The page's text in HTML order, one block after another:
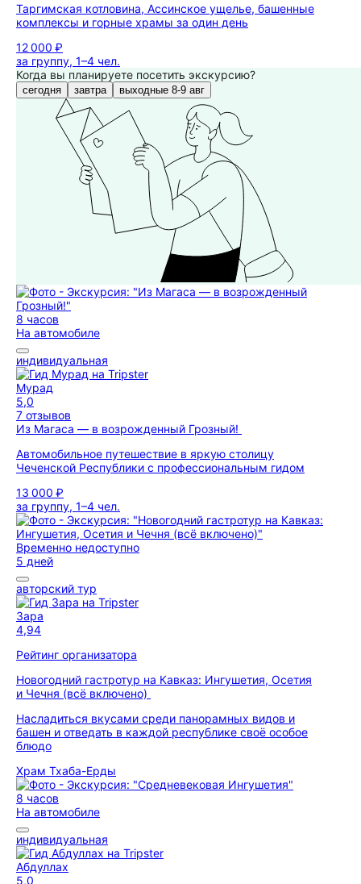
Таргимская котловина, Ассинское ущелье, башенные
комплексы и горные храмы за один день
12 000 ₽
за группу, 1–4 чел.
Когда вы планируете посетить экскурсию?
сегодня завтра выходные 8-9 авг
8 часов
На автомобиле
индивидуальная
Мурад
5,0
7 отзывов
Из Магаса — в возрожденный Грозный!
Автомобильное путешествие в яркую столицу
Чеченской Республики с профессиональным гидом
13 000 ₽
за группу, 1–4 чел.
Временно недоступно
5 дней
авторский тур
Зара
4,94
Рейтинг организатора
Новогодний гастротур на Кавказ: Ингушетия, Осетия
и Чечня (всё включено)
Насладиться вкусами среди панорамных видов и
башен и отведать в каждой республике своё особое
блюдо
Храм Тхаба-Ерды
8 часов
На автомобиле
индивидуальная
Абдуллах
5,0